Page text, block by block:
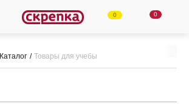
0 0
Каталог Товары для учебы